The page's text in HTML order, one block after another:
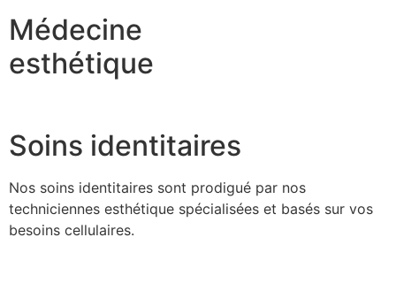
Médecine
esthétique
Soins identitaires
Nos soins identitaires sont prodigué par nos
techniciennes esthétique spécialisées et basés sur vos
besoins cellulaires.